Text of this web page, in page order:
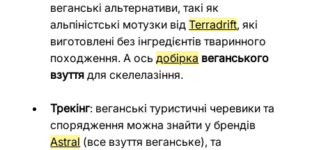
веганські альтернативи, такі як
альпіністські мотузки від Terradrift, які
виготовлені без інгредієнтів тваринного
походження. А ось добірка веганського
взуття для скелелазіння.
Трекінг: веганські туристичні черевики та
спорядження можна знайти у брендів
Astral (все взуття веганське), та